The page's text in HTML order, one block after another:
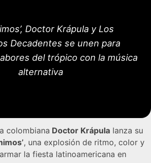
Doctor Krápula y Los
Decadentes se unen para
del trópico con la música
alternativa
colombiana Doctor Krápula lanza su
, una explosión de ritmo, color y
la fiesta latinoamericana en